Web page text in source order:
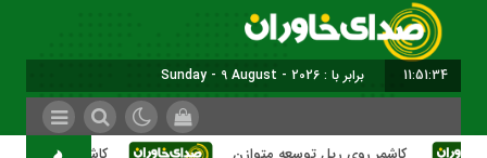
11:51:35 برابر با : Sunday - 9 August - 2026